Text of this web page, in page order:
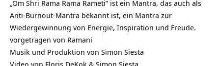
„Om Shri Rama Rama Rameti“ ist ein Mantra, das auch als
Anti-Burnout-Mantra bekannt ist, ein Mantra zur
Wiedergewinnung von Energie, Inspiration und Freude.
vorgetragen von Ramani
Musik und Produktion von Simon Siesta
Video von Floris DeKok & Simon Siesta